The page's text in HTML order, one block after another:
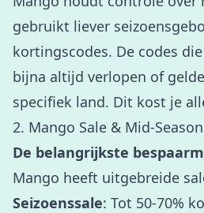
gebruikt liever
kortingscodes. De codes
bijna altijd verlopen of
specifiek land. Dit kost je
2. Mango Sale & Mid-
De belangrijkste
Mango heeft uitgebreide
Seizoenssale: Tot 50-70%